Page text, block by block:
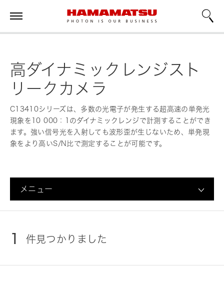
高ダイナミックレンジスト
リークカメラ
C13410シリーズは、多数の光電子が発生する超高速の単発光
現象を10 000：1のダイナミックレンジで計測することができ
ます。強い信号光を入射しても波形歪が生じないため、単発現
象をより高いS/N比で測定することが可能です。
メニュー
1 件見つかりました